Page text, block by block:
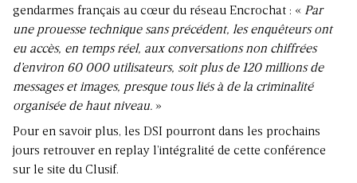
gendarmes français au cœur du réseau Encrochat : « Par
une prouesse technique sans précédent, les enquêteurs ont
eu accès, en temps réel, aux conversations non chiffrées
d’environ 60 000 utilisateurs, soit plus de 120 millions de
messages et images, presque tous liés à de la criminalité
organisée de haut niveau. »
Pour en savoir plus, les DSI pourront dans les prochains
jours retrouver en replay l’intégralité de cette conférence
sur le site du Clusif.